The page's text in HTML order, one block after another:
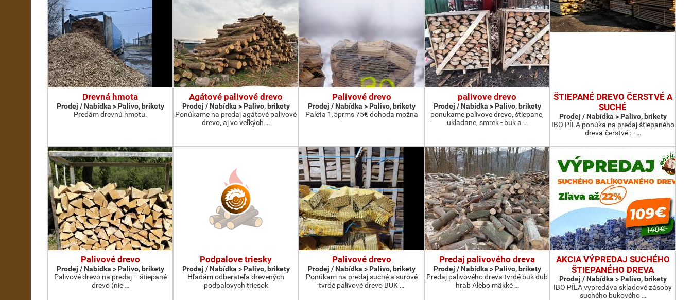
Drevná hmota
Prodej / Nabídka > Palivo, brikety
Predám drevnú hmotu.
Agátové palivové drevo
Prodej / Nabídka > Palivo, brikety
Ponúkame na predaj agátové palivové
drevo, aj vo veľkých …
Palivové drevo
Prodej / Nabídka > Palivo, brikety
Paleta 1.5prms 75€ dohoda možna
palivove drevo
Prodej / Nabídka > Palivo, brikety
ponukame palivove drevo, štiepane,
ukladane, smrek - buk a …
ŠTIEPANÉ DREVO ČERSTVÉ A
SUCHÉ
Prodej / Nabídka > Palivo, brikety
IBO PÍLA ponúka na predaj štiepaného
dreva-čerstvé : - …
Palivové drevo
Prodej / Nabídka > Palivo, brikety
Palivové drevo na predaj – štiepané
drevo (nie …
Podpalove triesky
Prodej / Nabídka > Palivo, brikety
Hľadám odberateľa drevených
podpalovych triesok
Palivové drevo
Prodej / Nabídka > Palivo, brikety
Ponúkam na predaj suché a surové
tvrdé palivové drevo BUK …
Predaj palivového dreva
Prodej / Nabídka > Palivo, brikety
Predaj palivového dreva tvrdé buk dub
hrab Alebo mäkké …
AKCIA VÝPREDAJ SUCHÉHO
ŠTIEPANÉHO DREVA
Prodej / Nabídka > Palivo, brikety
IBO PÍLA vypredáva skladové zásoby
suchého bukového …